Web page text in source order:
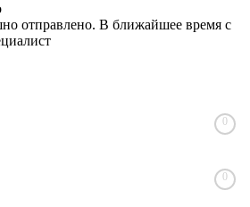
отправлено. В ближайшее время с
0
0